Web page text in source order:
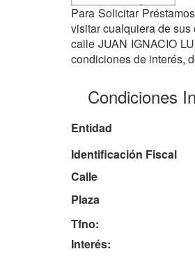
Para Solicitar
visitar cualquiera de
calle JUAN IGNACIO
condiciones de interés,
Condiciones
Entidad
Identificación Fiscal
Calle
Plaza
Tfno:
Interés: